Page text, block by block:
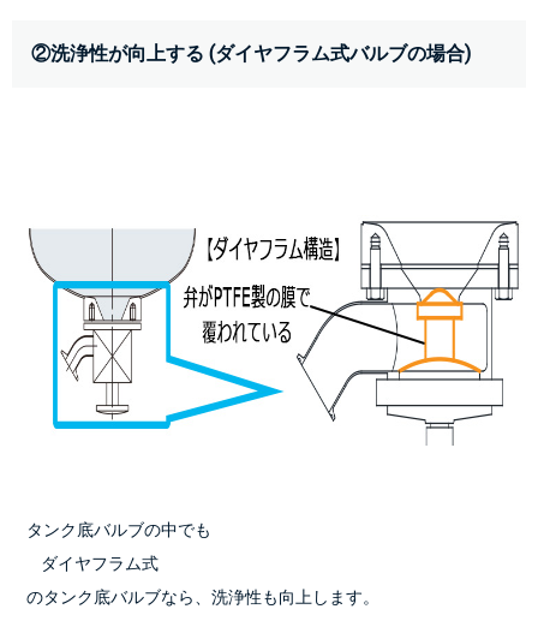
②洗浄性が向上する (ダイヤフラム式バルブの場合)
    タンク底バルブの中でも
        ダイヤフラム式
    のタンク底バルブなら、洗浄性も向上します。